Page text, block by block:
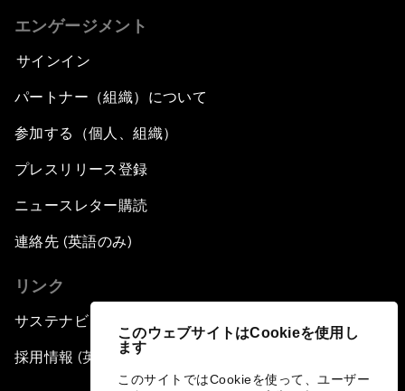
このウェブサイトはCookieを使用し
ます
このサイトではCookieを使って、ユーザー
エンゲージメント
サインイン
パートナー（組織）について
参加する（個人、組織）
プレスリリース登録
ニュースレター購読
連絡先 (英語のみ)
リンク
サステナビリティへの取り組み
採用情報 (英語のみ)